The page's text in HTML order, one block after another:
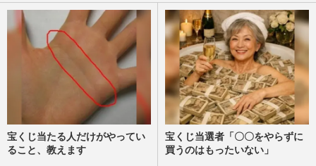
宝くじ当たる人だけがやってい
ること、教えます
宝くじ当選者「〇〇をやらずに
買うのはもったいない」